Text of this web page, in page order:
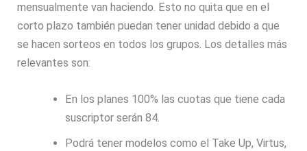
mensualmente van haciendo. Esto no quita que en el
corto plazo también puedan tener unidad debido a que
se hacen sorteos en todos los grupos. Los detalles más
relevantes son:
En los planes 100% las cuotas que tiene cada
suscriptor serán 84.
Podrá tener modelos como el Take Up, Virtus,